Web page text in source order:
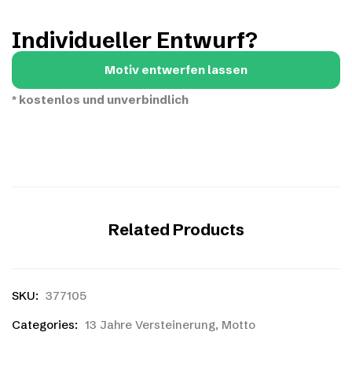
Individueller Entwurf?
Motiv entwerfen lassen
* kostenlos und unverbindlich
Related Products
SKU: 377105
Categories: 13 Jahre Versteinerung, Motto